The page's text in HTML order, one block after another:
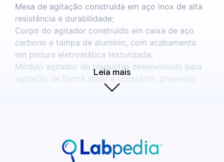
Mesa de agitação construída em aço inox de alta
resistência e durabilidade;
Corpo do agitador construído em caixa de aço
carbono e tampa de alumínio, com acabamento
em pintura eletrostática texturizada;
Módulo agitador de plaquetas desenvolvido para
agitação de forma linear e constante, provendo
esta com cerca de 70 ciclos por minuto, com
Plataforma mista para frascos Erlenmeyer.
Leia mais